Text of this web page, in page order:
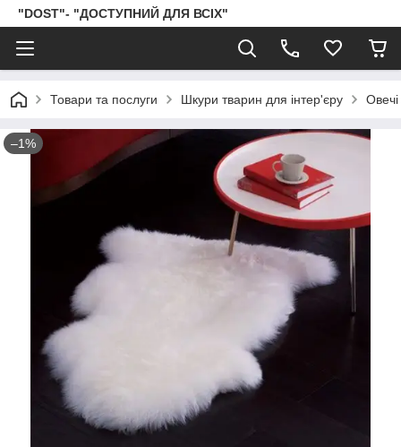
"DOST"- "ДОСТУПНИЙ ДЛЯ ВСІХ"
Товари та послуги Шкури тварин для інтер'єру
–1%